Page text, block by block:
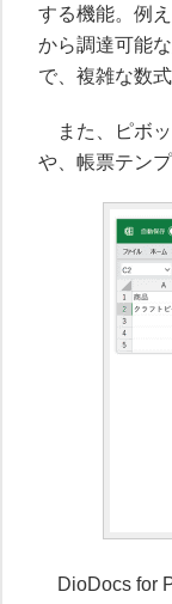
する機能。例
から調達可能
で、複雑な数
また、ピボッ
や、帳票テン
DioDocs for